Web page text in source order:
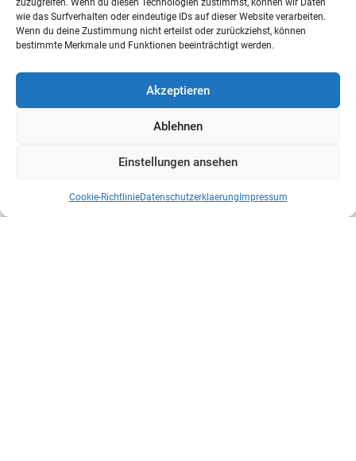
zuzugreifen. Wenn du diesen Technologien zustimmst, können wir Daten
wie das Surfverhalten oder eindeutige IDs auf dieser Website verarbeiten.
Wenn du deine Zustimmung nicht erteilst oder zurückziehst, können
bestimmte Merkmale und Funktionen beeinträchtigt werden.
Akzeptieren
Ablehnen
Einstellungen ansehen
Cookie-RichtlinieDatenschutzerklaerung Impressum
an einem technologischen Wendepunkt. Während die
Drohnendebatte vor einem Jahrzehnt noch als...